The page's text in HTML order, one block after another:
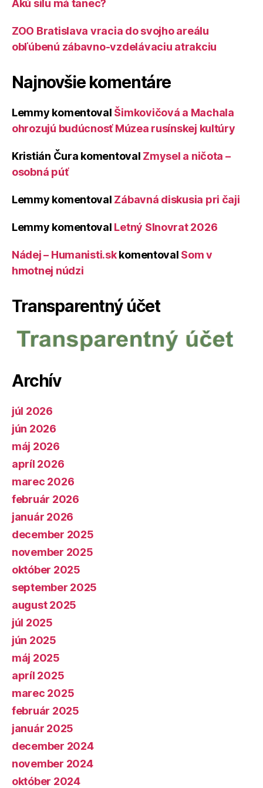
Akú silu má tanec?
ZOO Bratislava vracia do svojho areálu
obľúbenú zábavno-vzdelávaciu atrakciu
Najnovšie komentáre
Lemmy komentoval Šimkovičová a Machala
ohrozujú budúcnosť Múzea rusínskej kultúry
Kristián Čura komentoval Zmysel a ničota –
osobná púť
Lemmy komentoval Zábavná diskusia pri čaji
Lemmy komentoval Letný Slnovrat 2026
Nádej – Humanisti.skkomentoval Som v
hmotnej núdzi
Transparentný účet
Archív
júl 2026
jún 2026
máj 2026
apríl 2026
marec 2026
február 2026
január 2026
december 2025
november 2025
október 2025
september 2025
august 2025
júl 2025
jún 2025
máj 2025
apríl 2025
marec 2025
február 2025
január 2025
december 2024
november 2024
október 2024